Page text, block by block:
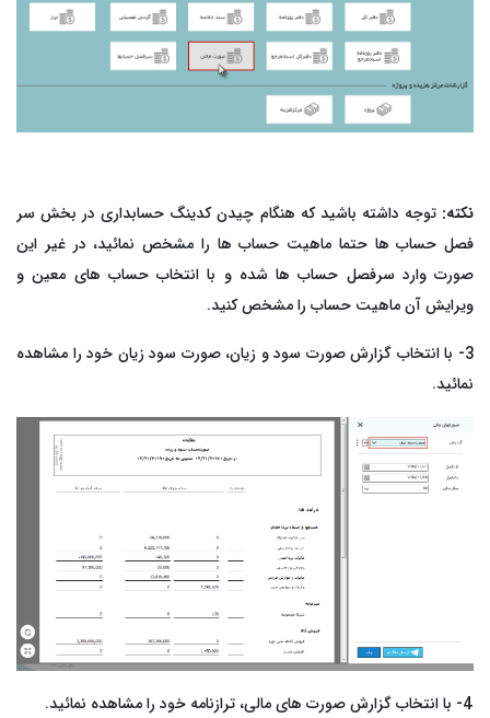
نکته: توجه داشته باشید که هنگام چیدن کدینگ حسابداری در بخش سر
فصل حساب ها حتما ماهیت حساب ها را مشخص نمائید، در غیر این
صورت وارد سرفصل حساب ها شده و با انتخاب حساب های معین و
ویرایش آن ماهیت حساب را مشخص کنید.
3- با انتخاب گزارش صورت سود و زیان، صورت سود زیان خود را مشاهده
نمائید.
4- با انتخاب گزارش صورت های مالی، ترازنامه خود را مشاهده نمائید.